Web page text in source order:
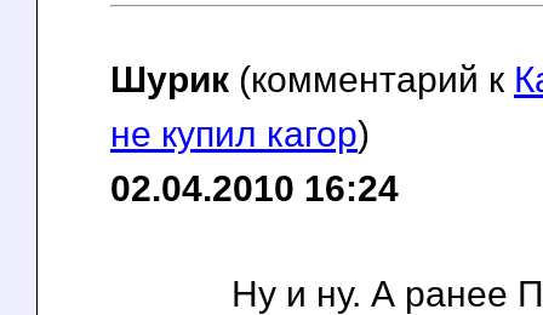
Шурик (комментарий к
не купил кагор)
02.04.2010 16:24
Ну и ну. А ранее